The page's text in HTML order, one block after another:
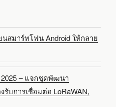
นสมาร์ทโฟน Android ให้กลาย
2025 – แจกชุดพัฒนา
รับการเชื่อมต่อ LoRaWAN,